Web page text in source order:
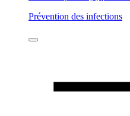
Prévention des infections